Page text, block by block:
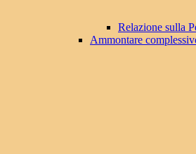
Relazione sulla
Ammontare